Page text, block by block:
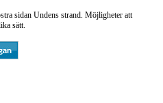
sidan Undens strand. Möjligheter att
sätt.